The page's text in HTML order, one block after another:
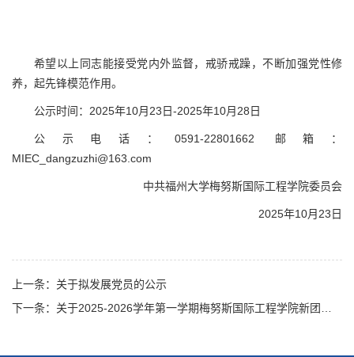
希望以上同志能接受党内外监督，戒骄戒躁，不断加强党性修
养，起先锋模范作用。
公示时间：2025年10月23日-2025年10月28日
公示电话：0591-22801662 邮箱：
MIEC_dangzuzhi@163.com
中共福州大学梅努斯国际工程学院委员会
2025年10月23日
上一条：关于拟发展党员的公示